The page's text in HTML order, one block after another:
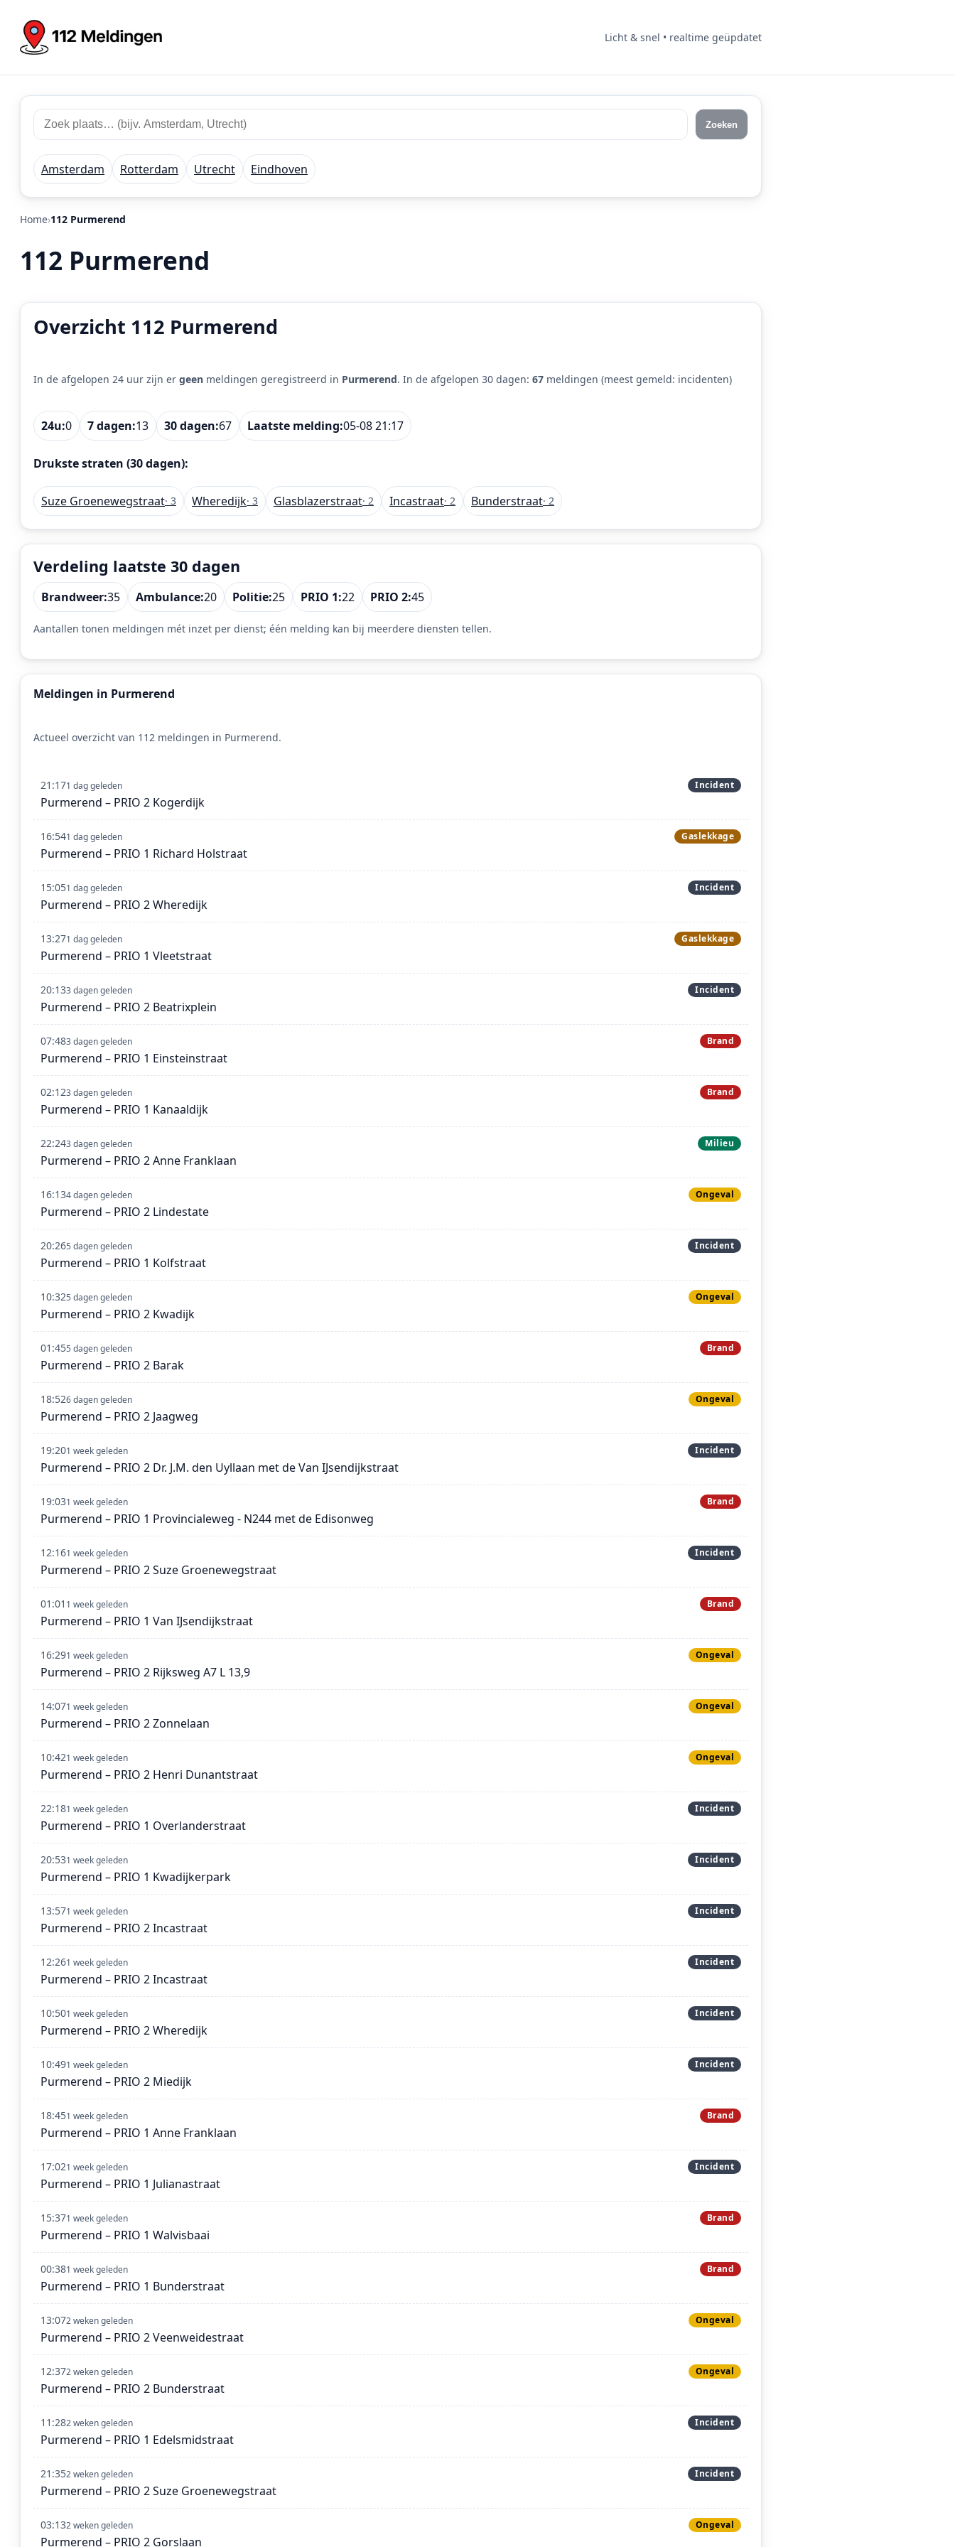
Licht & snel • realtime geüpdatet
Zoek
112
meldingen
Zoek
plaats
regio
Zoeken
Amsterdam Rotterdam Utrecht Eindhoven
Home 112 Purmerend
112 Purmerend
Overzicht 112 Purmerend
In de afgelopen 24 uur zijn er geen meldingen geregistreerd in Purmerend. In de afgelopen 30 dagen: 67 meldingen (meest gemeld: incidenten)
24u:0 7 dagen:13 30 dagen:67 Laatste melding:05-08 21:17
Drukste straten (30 dagen):
Suze Groenewegstraat· 3 Wheredijk· 3 Glasblazerstraat· 2 Incastraat· 2 Bunderstraat· 2
Verdeling laatste 30 dagen
Brandweer:35 Ambulance:20 Politie:25 PRIO 1:22 PRIO 2:45
Aantallen tonen meldingen mét inzet per dienst; één melding kan bij meerdere diensten tellen.
Meldingen in Purmerend
Actueel overzicht van 112 meldingen in Purmerend.
21:171 dag geleden Incident
Purmerend – PRIO 2 Kogerdijk
16:541 dag geleden Gaslekkage
Purmerend – PRIO 1 Richard Holstraat
15:051 dag geleden Incident
Purmerend – PRIO 2 Wheredijk
13:271 dag geleden Gaslekkage
Purmerend – PRIO 1 Vleetstraat
20:133 dagen geleden Incident
Purmerend – PRIO 2 Beatrixplein
07:483 dagen geleden Brand
Purmerend – PRIO 1 Einsteinstraat
02:123 dagen geleden Brand
Purmerend – PRIO 1 Kanaaldijk
22:243 dagen geleden Milieu
Purmerend – PRIO 2 Anne Franklaan
16:134 dagen geleden Ongeval
Purmerend – PRIO 2 Lindestate
20:265 dagen geleden Incident
Purmerend – PRIO 1 Kolfstraat
10:325 dagen geleden Ongeval
Purmerend – PRIO 2 Kwadijk
01:455 dagen geleden Brand
Purmerend – PRIO 2 Barak
18:526 dagen geleden Ongeval
Purmerend – PRIO 2 Jaagweg
19:201 week geleden Incident
Purmerend – PRIO 2 Dr. J.M. den Uyllaan met de Van IJsendijkstraat
19:031 week geleden Brand
Purmerend – PRIO 1 Provincialeweg - N244 met de Edisonweg
12:161 week geleden Incident
Purmerend – PRIO 2 Suze Groenewegstraat
01:01 1 week geleden Brand
Purmerend – PRIO 1 Van IJsendijkstraat
16:291 week geleden Ongeval
Purmerend – PRIO 2 Rijksweg A7 L 13,9
14:071 week geleden Ongeval
Purmerend – PRIO 2 Zonnelaan
10:421 week geleden Ongeval
Purmerend – PRIO 2 Henri Dunantstraat
22:181 week geleden Incident
Purmerend – PRIO 1 Overlanderstraat
20:531 week geleden Incident
Purmerend – PRIO 1 Kwadijkerpark
13:571 week geleden Incident
Purmerend – PRIO 2 Incastraat
12:261 week geleden Incident
Purmerend – PRIO 2 Incastraat
10:501 week geleden Incident
Purmerend – PRIO 2 Wheredijk
10:491 week geleden Incident
Purmerend – PRIO 2 Miedijk
18:451 week geleden Brand
Purmerend – PRIO 1 Anne Franklaan
17:021 week geleden Incident
Purmerend – PRIO 1 Julianastraat
15:371 week geleden Brand
Purmerend – PRIO 1 Walvisbaai
00:381 week geleden Brand
Purmerend – PRIO 1 Bunderstraat
13:072 weken geleden Ongeval
Purmerend – PRIO 2 Veenweidestraat
12:372 weken geleden Ongeval
Purmerend – PRIO 2 Bunderstraat
11:282 weken geleden Incident
Purmerend – PRIO 1 Edelsmidstraat
21:352 weken geleden Incident
Purmerend – PRIO 2 Suze Groenewegstraat
03:132 weken geleden Ongeval
Purmerend – PRIO 2 Gorslaan